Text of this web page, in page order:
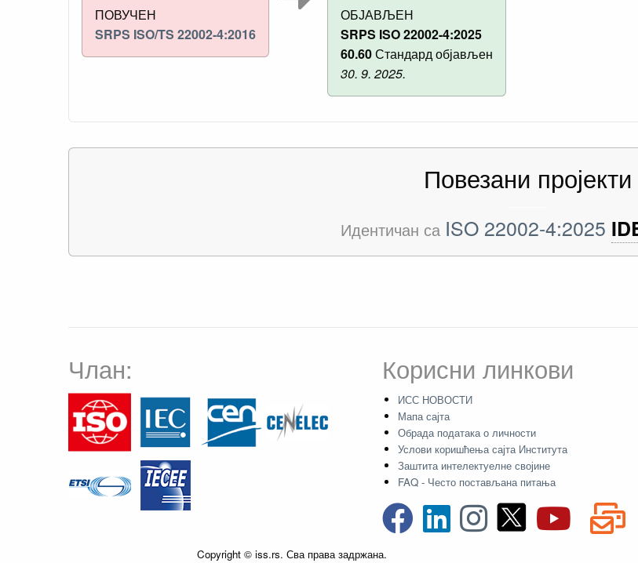
ПОВУЧЕН
SRPS ISO/TS 22002-4:2016
ОБЈАВЉЕН
SRPS ISO 22002-4:2025
60.60Стандард објављен
30. 9. 2025.
Повезани пројекти
Идентичан са ISO 22002-4:2025
Члан: Корисни линкови
ИСС НОВОСТИ
Мапа сајта
Обрада података о личности
Услови коришћења сајта Института
Заштита интелектуелне својине
FAQ - Често постављана питања
Copyright © iss.rs. Сва права задржана.